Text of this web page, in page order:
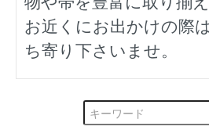
お近くにお出かけの際
ち寄り下さいませ。